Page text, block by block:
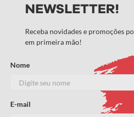
NEWSLETTER!
Receba novidades e promoções
em primeira mão!
Nome
E-mail